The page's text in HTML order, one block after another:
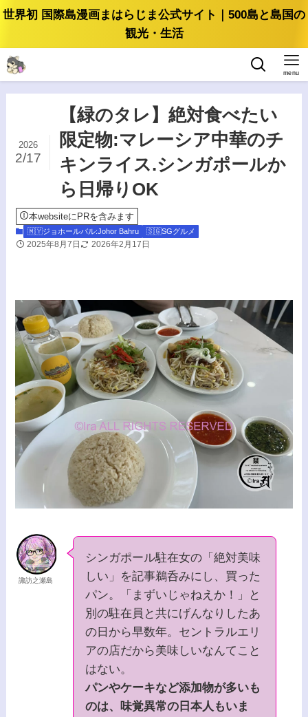
世界初 国際島漫画まはらじま公式サイト｜500島と島国の
観光・生活
menu
【緑のタレ】絶対食べたい
限定物:マレーシア中華のチ
キンライス.シンガポールか
ら日帰りOK
2026
2/17
本websiteにPRを含みます
🇲🇾ジョホールバル:Johor Bahru 🇸🇬SGグルメ
2025年8月7日 2026年2月17日
諏訪之瀬島
シンガポール駐在女の「絶対美味
しい」を記事鵜呑みにし、買った
パン。「まずいじゃねえか！」と
別の駐在員と共にげんなりしたあ
の日から早数年。セントラルエリ
アの店だから美味しいなんてこと
はない。
パンやケーキなど添加物が多いも
のは、味覚異常の日本人もいま